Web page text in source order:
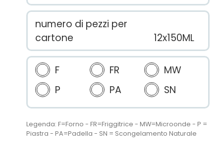
numero di pezzi per
cartone
12x150ML
F FR
MW
P
PA SN
Legenda: F=Forno - FR=Friggitrice - MW=Microonde - P =
Piastra - PA=Padella - SN = Scongelamento Naturale